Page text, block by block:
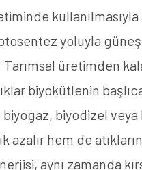
yoluyla
üretimden
biyokütlenin
biyodizel veya
azalır hem de
aynı zamanda